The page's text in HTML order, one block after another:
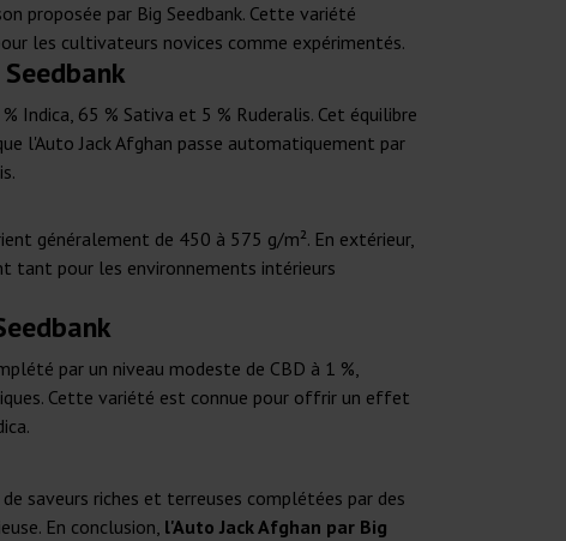
proposée par Big Seedbank. Cette variété
les cultivateurs novices comme expérimentés.
Indica, 65 % Sativa et 5 % Ruderalis. Cet équilibre
l'Auto Jack Afghan passe automatiquement par
généralement de 450 à 575 g/m². En extérieur,
tant pour les environnements intérieurs
par un niveau modeste de CBD à 1 %,
Cette variété est connue pour offrir un effet
saveurs riches et terreuses complétées par des
En conclusion, l'Auto Jack Afghan par Big